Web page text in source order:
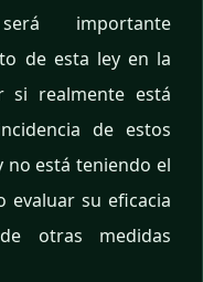
importante
de esta ley en la
si realmente está
de estos
no está teniendo el
evaluar su eficacia
otras medidas